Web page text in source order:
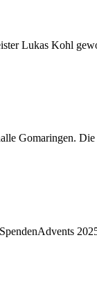
Lukas Kohl
Gomaringen.